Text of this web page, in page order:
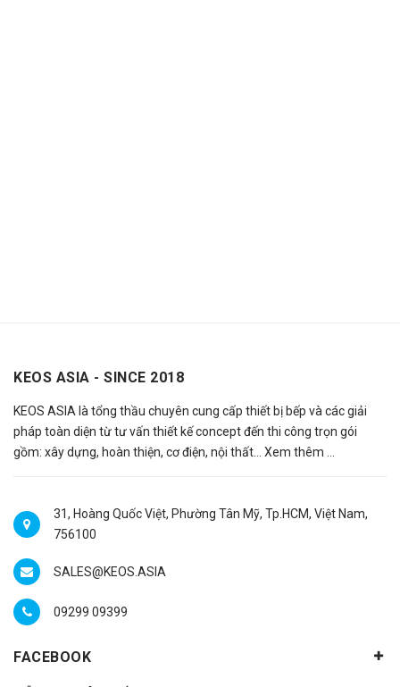
KEOS ASIA - SINCE 2018
KEOS ASIA là tổng thầu chuyên cung cấp thiết bị bếp và các giải
pháp toàn diện từ tư vấn thiết kế concept đến thi công trọn gói
gồm: xây dựng, hoàn thiện, cơ điện, nội thất… Xem thêm ...
31, Hoàng Quốc Việt, Phường Tân Mỹ, Tp.HCM, Việt Nam,
756100
SALES@KEOS.ASIA
09299 09399
FACEBOOK